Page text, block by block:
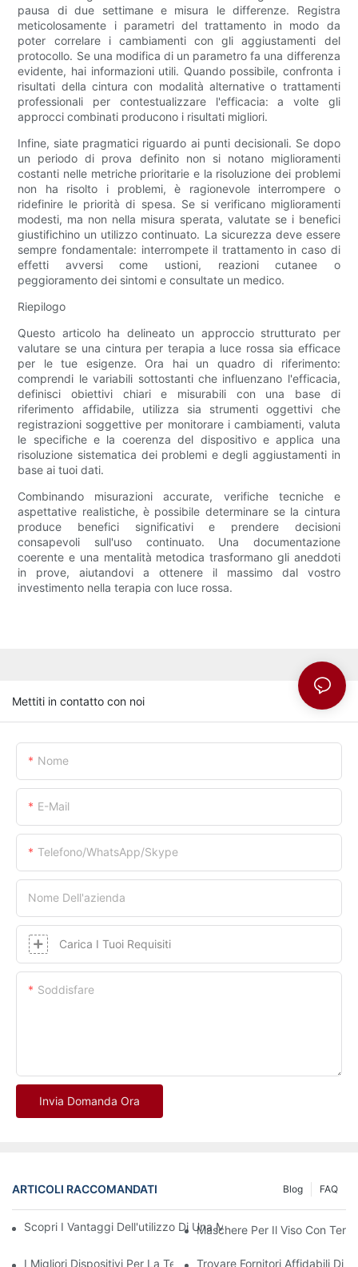
pausa di due settimane e misura le differenze. Registra
meticolosamente i parametri del trattamento in modo da
poter correlare i cambiamenti con gli aggiustamenti del
protocollo. Se una modifica di un parametro fa una differenza
evidente, hai informazioni utili. Quando possibile, confronta i
risultati della cintura con modalità alternative o trattamenti
professionali per contestualizzare l'efficacia: a volte gli
approcci combinati producono i risultati migliori.
Infine, siate pragmatici riguardo ai punti decisionali. Se dopo
un periodo di prova definito non si notano miglioramenti
costanti nelle metriche prioritarie e la risoluzione dei problemi
non ha risolto i problemi, è ragionevole interrompere o
ridefinire le priorità di spesa. Se si verificano miglioramenti
modesti, ma non nella misura sperata, valutate se i benefici
giustifichino un utilizzo continuato. La sicurezza deve essere
sempre fondamentale: interrompete il trattamento in caso di
effetti avversi come ustioni, reazioni cutanee o
peggioramento dei sintomi e consultate un medico.
Riepilogo
Questo articolo ha delineato un approccio strutturato per
valutare se una cintura per terapia a luce rossa sia efficace
per le tue esigenze. Ora hai un quadro di riferimento:
comprendi le variabili sottostanti che influenzano l'efficacia,
definisci obiettivi chiari e misurabili con una base di
riferimento affidabile, utilizza sia strumenti oggettivi che
registrazioni soggettive per monitorare i cambiamenti, valuta
le specifiche e la coerenza del dispositivo e applica una
risoluzione sistematica dei problemi e degli aggiustamenti in
base ai tuoi dati.
Combinando misurazioni accurate, verifiche tecniche e
aspettative realistiche, è possibile determinare se la cintura
produce benefici significativi e prendere decisioni
consapevoli sull'uso continuato. Una documentazione
coerente e una mentalità metodica trasformano gli aneddoti
in prove, aiutandovi a ottenere il massimo dal vostro
investimento nella terapia con luce rossa.
Mettiti in contatto con noi
Nome
E-Mail
Telefono/whatsApp/skype
Nome Dell'azienda
Carica I Tuoi Requisiti
Soddisfare
Invia Domanda Ora
ARTICOLI RACCOMANDATI FAQ
Blog
Scopri I Vantaggi Dell'utilizzo Di Una Maschera Per La Terapia
Maschere Per Il Viso Con
I Migliori Dispositivi Per La Terapia A Luce Rossa E Infrarossi
Trovare Fornitori Affidabili Di